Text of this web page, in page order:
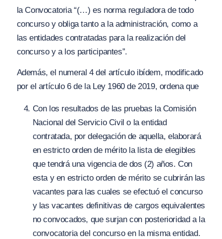
la Convocatoria “(…) es norma reguladora de todo
concurso y obliga tanto a la administración, como a
las entidades contratadas para la realización del
concursoy a los participantes”.
Además, el numeral 4 del artículo ibídem, modificado
por el artículo 6 de la Ley 1960 de 2019, ordena que
Con los resultados de las pruebas la Comisión
Nacional del Servicio Civil o la entidad
contratada, por delegación de aquella, elaborará
en estricto orden de mérito la lista de elegibles
que tendrá una vigencia de dos (2) años. Con
esta y en estricto orden de mérito se cubrirán las
vacantes para las cuales se efectuó el concurso
y las vacantes definitivas de cargos equivalentes
no convocados, que surjan con posterioridad a la
convocatoria del concurso en la misma entidad.